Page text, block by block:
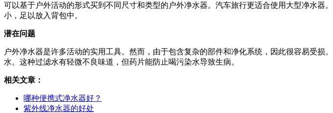
可以基于户外活动的形式买到不同尺寸和类型的户外净水器。汽车旅行更适合使用大型净水
小，足以放入背包中。
潜在问题
户外净水器是许多活动的实用工具。然而，由于包含复杂的部件和净化系统，因此很容易受
水。这种过滤水有轻微不良味道，但药片能防止喝污染水导致生病。
相关文章：
哪种便携式净水器好？
紫外线净水器的好处